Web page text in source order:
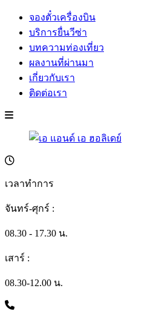
จองตั๋วเครื่องบิน
บริการยื่นวีซ่า
บทความท่องเที่ยว
ผลงานที่ผ่านมา
เกี่ยวกับเรา
ติดต่อเรา
เวลาทำการ
จันทร์-ศุกร์ :
08.30 - 17.30 น.
เสาร์ :
08.30-12.00 น.